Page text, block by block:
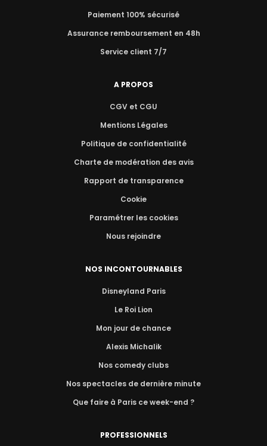
Paiement 100% sécurisé
Assurance remboursement en 48h
Service client 7/7
A PROPOS
CGV et CGU
Mentions Légales
Politique de confidentialité
Charte de modération des avis
Rapport de transparence
Cookie
Paramétrer les cookies
Nous rejoindre
NOS INCONTOURNABLES
Disneyland Paris
Le Roi Lion
Mon jour de chance
Alexis Michalik
Nos comedy clubs
Nos spectacles de dernière minute
Que faire à Paris ce week-end ?
PROFESSIONNELS